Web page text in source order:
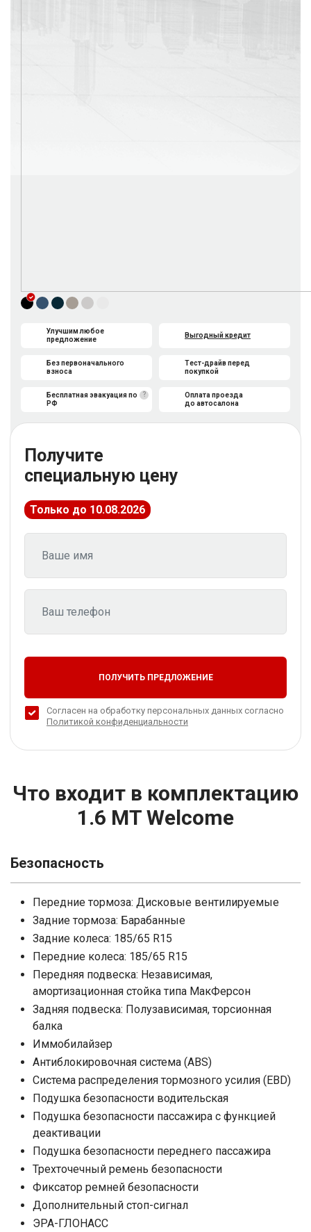
Улучшим любое
предложение
Без первоначального
взноса
Выгодный кредит
Тест-драйв перед
покупкой
?
Бесплатная эвакуация по
РФ
Оплата проезда
до автосалона
Получите
специальную цену
Только до 10.08.2026
ПОЛУЧИТЬ ПРЕДЛОЖЕНИЕ
Согласен на обработку персональных данных согласно
Политикой конфиденциальности
Что входит в комплектацию
1.6 MT Welcome
Безопасность
Передние тормоза: Дисковые вентилируемые
Задние тормоза: Барабанные
Задние колеса: 185/65 R15
Передние колеса: 185/65 R15
Передняя подвеска: Независимая,
амортизационная стойка типа МакФерсон
Задняя подвеска: Полузависимая, торсионная
балка
Иммобилайзер
Антиблокировочная система (ABS)
Система распределения тормозного усилия (EBD)
Подушка безопасности водительская
Подушка безопасности пассажира с функцией
деактивации
Подушка безопасности переднего пассажира
Трехточечный ремень безопасности
Фиксатор ремней безопасности
Дополнительный стоп-сигнал
ЭРА-ГЛОНАСС